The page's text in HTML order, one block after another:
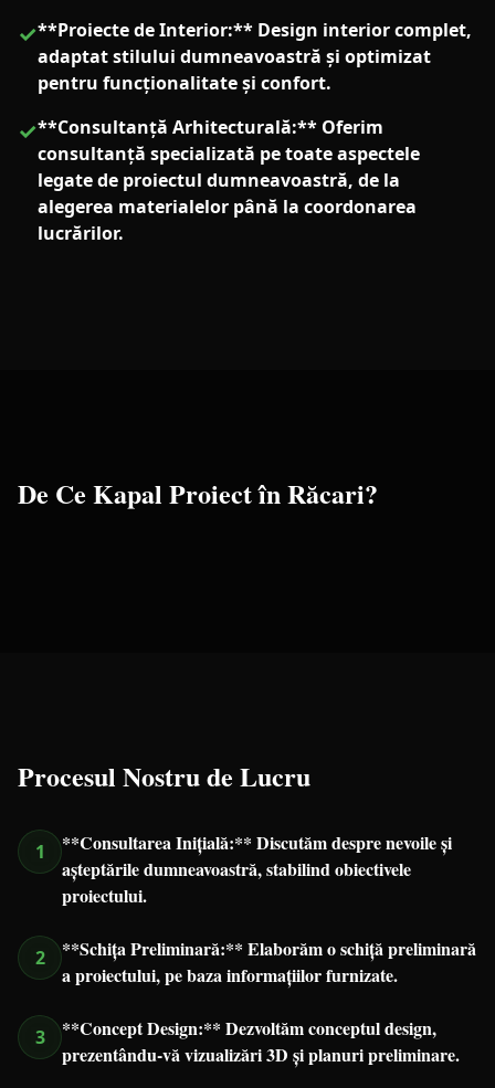
✓**Proiecte de Interior:** Design interior complet,
adaptat stilului dumneavoastră și optimizat
pentru funcționalitate și confort.
✓**Consultanță Arhitecturală:** Oferim
consultanță specializată pe toate aspectele
legate de proiectul dumneavoastră, de la
alegerea materialelor până la coordonarea
lucrărilor.
De Ce Kapal Proiect înRăcari?
Procesul Nostru de Lucru
1
**Consultarea Inițială:** Discutăm despre nevoile și
așteptările dumneavoastră, stabilind obiectivele
proiectului.
2
**Schița Preliminară:** Elaborăm o schiță preliminară
a proiectului, pe baza informațiilor furnizate.
3
**Concept Design:** Dezvoltăm conceptul design,
prezentându-vă vizualizări 3D și planuri preliminare.